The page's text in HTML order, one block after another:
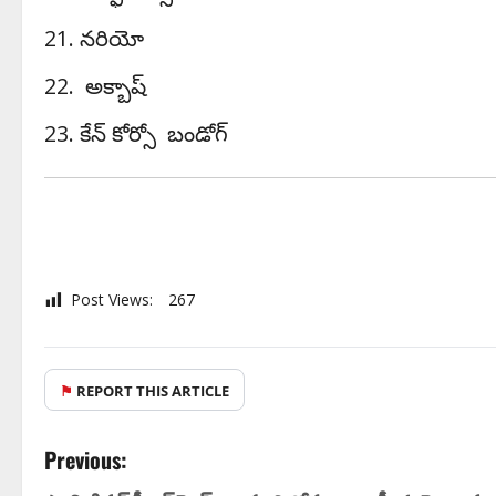
నరియో
అక్బాష్
కేన్ కోర్సో బండోగ్
Post Views: 267
⚑ REPORT THIS ARTICLE
Previous: